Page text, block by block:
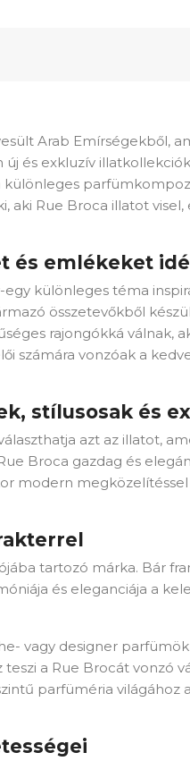
Arab Emírségekből,
és exkluzív
aki Rue Broca illatot
és emlékeket
különleges téma
összetevőkből
rajongókká válnak,
számára vonzóak a
stílusosak és
azt az illatot,
Broca gazdag és
modern
tartozó márka. Bár
és eleganciája a
vagy designer
a Rue Brocát vonzó
parfüméria világához